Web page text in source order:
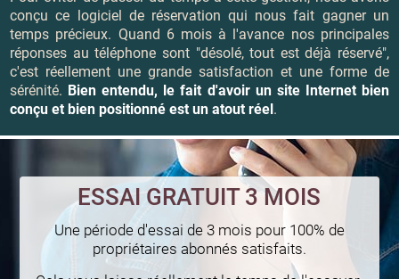
conçu ce logiciel de réservation qui nous fait gagner un
temps précieux. Quand 6 mois à l'avance nos principales
réponses au téléphone sont "désolé, tout est déjà réservé",
c'est réellement une grande satisfaction et une forme de
sérénité. Bien entendu, le fait d'avoir un site Internet bien
conçu et bien positionné est un atout réel.
ESSAI GRATUIT 3 MOIS
Une période d'essai de 3 mois pour 100% de
propriétaires abonnés satisfaits.